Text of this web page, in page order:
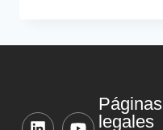
Páginas
legales